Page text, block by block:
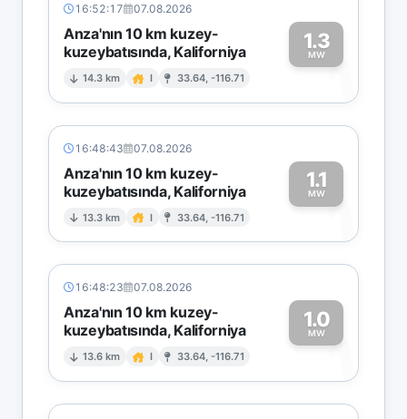
16:52:17 07.08.2026
Anza'nın 10 km kuzey-
kuzeybatısında, Kaliforniya
14.3 km I 33.64, -116.71
1.3
MW1
16:48:43 07.08.2026
Anza'nın 10 km kuzey-
kuzeybatısında, Kaliforniya
13.3 km I 33.64, -116.71
1.1
MW1
16:48:23 07.08.2026
Anza'nın 10 km kuzey-
kuzeybatısında, Kaliforniya
13.6 km I 33.64, -116.71
1.0
MW1